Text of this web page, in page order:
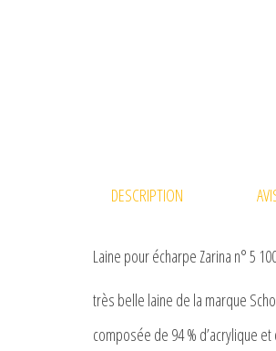
DESCRIPTION
Laine pour écharpe Zarina n° 5
très belle laine de la marque
composée de 94 % d’acrylique